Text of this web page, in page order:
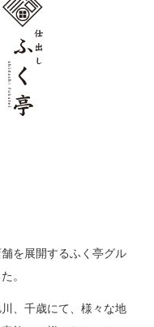
を展開するふく亭グル
。
、千歳にて、様々な地